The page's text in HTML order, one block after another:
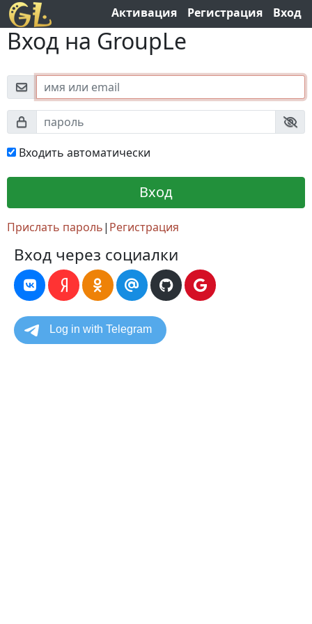
Активация Регистрация Вход
Вход на GroupLe
Входить автоматически
Прислать пароль| Регистрация
Вход через социалки